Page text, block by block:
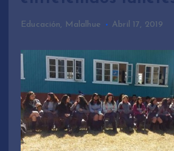
Educación, Malalhue Abril 17, 2019